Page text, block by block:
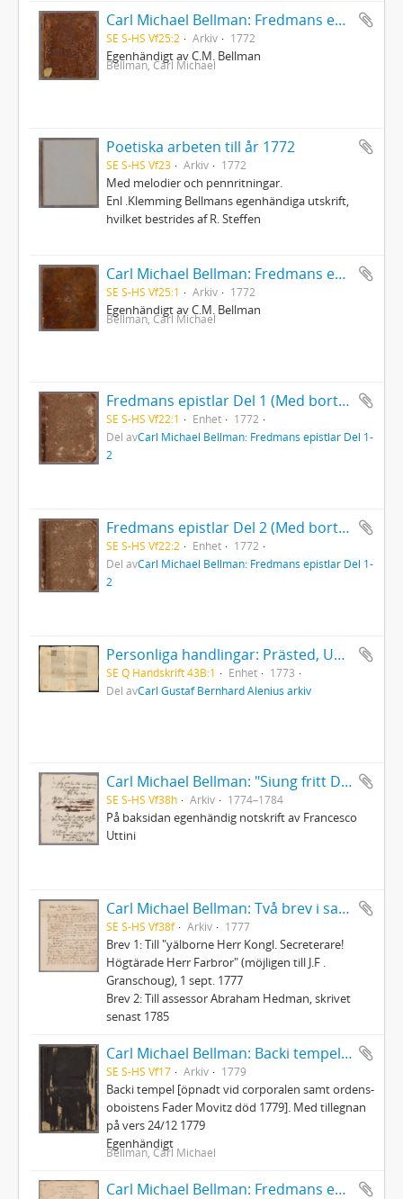
Carl Michael Bellman: Fredmans epistlar [dedicerade till J.D. Duwall] Del 2
SE S-HS Vf25:2 Arkiv 1772
Egenhändigt av C.M. Bellman
Bellman, Carl Michael
Poetiska arbeten till år 1772
SE S-HS Vf23 Arkiv 1772
Med melodier och pennritningar.
Enl .Klemming Bellmans egenhändiga utskrift,
hvilket bestrides af R. Steffen
Carl Michael Bellman: Fredmans epistlar [dedicerade till J.D. Duwall] Del 1
SE S-HS Vf25:1 Arkiv 1772
Egenhändigt av C.M. Bellman
Bellman, Carl Michael
Fredmans epistlar Del 1 (Med bortriven dedikation)
SE S-HS Vf22:1 Enhet
1772
Del avCarl Michael Bellman: Fredmans epistlar Del 1-
2
Fredmans epistlar Del 2 (Med bortriven dedikation)
SE S-HS Vf22:2 Enhet
1772
Del avCarl Michael Bellman: Fredmans epistlar Del 1-
2
Personliga handlingar: Prästed, Uppsala 1773
SE Q Handskrift 43B:1 Enhet
1773
Del avCarl Gustaf Bernhard Alenius arkiv
Carl Michael Bellman: "Siung fritt Dens Skål wid cyperwin ... "
SE S-HS Vf38h Arkiv 1774–1784
På baksidan egenhändig notskrift av Francesco
Uttini
Carl Michael Bellman: Två brev i samtida avskrift
SE S-HS Vf38f Arkiv 1777
Brev 1: Till "yälborne Herr Kongl. Secreterare!
Högtärade Herr Farbror" (möjligen till J.F .
Granschoug), 1 sept. 1777
Brev 2: Till assessor Abraham Hedman, skrivet
senast 1785
Carl Michael Bellman: Backi tempel [öpnadt vid corporalen samt ordens-oboistens Fader Movitz död 1779]
SE S-HS Vf17 Arkiv 1779
Backi tempel [öpnadt vid corporalen samt ordens-
oboistens Fader Movitz död 1779]. Med tillegnan
på vers 24/12 1779
Egenhändigt
Bellman, Carl Michael
Carl Michael Bellman: Fredmans epistlar och sånger m.fl. Bellman-texter